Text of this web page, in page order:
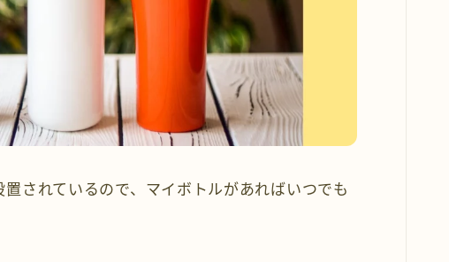
されているので、マイボトルがあればいつでも